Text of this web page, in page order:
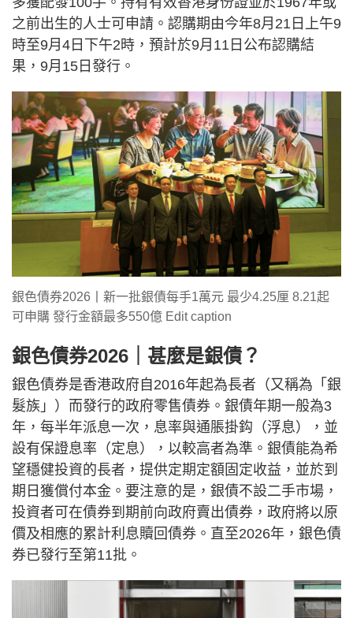
之前出生的人士可申請。認購期由今年8月21日上午9
時至9月4日下午2時，預計於9月11日公布認購結
果，9月15日發行。
銀色債券2026丨新一批銀債每手1萬元 最少4.25厘 8.21起
可申購 發行金額最多550億 Edit caption
銀色債券2026｜甚麼是銀債？
銀色債券是香港政府自2016年起為長者（又稱為「銀
髮族」）而發行的政府零售債券。銀債年期一般為3
年，每半年派息一次，息率與通脹掛鈎（浮息），並
設有保證息率（定息），以較高者為準。銀債能為希
望穩健投資的長者，提供定期定額固定收益，並於到
期日獲償付本金。要注意的是，銀債不設二手市場，
投資者可在債券到期前向政府賣出債券，政府將以原
價及相應的累計利息贖回債券。直至2026年，銀色債
券已發行至第11批。